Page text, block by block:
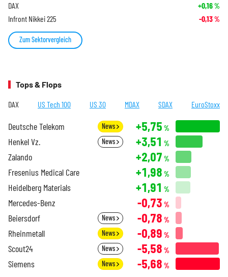
DAX +0,16%
Infront Nikkei 225 -0,13%
Zum Sektorvergleich
Tops & Flops
DAX US Tech 100 US 30 MDAX SDAX EuroStoxx
Deutsche Telekom News +5,75 %
Henkel Vz. News +3,51 %
Zalando +2,07 %
Fresenius Medical Care +1,98 %
Heidelberg Materials +1,91 %
Mercedes-Benz -0,73 %
Beiersdorf News -0,78 %
Rheinmetall News -0,89 %
Scout24 News -5,58 %
Siemens News -5,68 %